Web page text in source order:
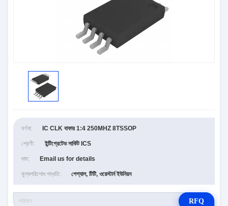
বর্ণনা: IC CLK বাফার 1:4 250MHZ 8TSSOP
শ্রেণী: ইন্টিগ্রেটেড সার্কিট ICS
দাম: Email us for details
মূল্যপরিশোধ পদ্ধতি: পেপ্যাল, টিটি, ওয়েস্টার্ন ইউনিয়ন
RFQ